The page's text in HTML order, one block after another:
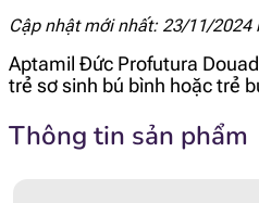
Cập nhật mới nhất: 23/11/2024
Aptamil Đức Profutura
trẻ sơ sinh bú bình hoặc trẻ
Thông tin sản phẩm